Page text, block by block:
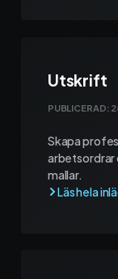
Utskrift
PUBLICERAD:
Skapa
arbetsordrar
mallar.